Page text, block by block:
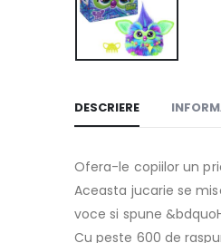
DESCRIERE
Ofera-le copiilor un
Aceasta jucarie se
voce si spune
Cu peste 600 de